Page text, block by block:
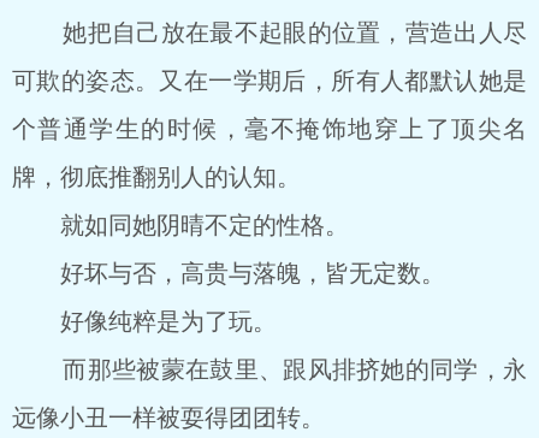
她把自己放在最不起眼的位置，营造出人尽
可欺的姿态。又在一学期后，所有人都默认她是
个普通学生的时候，毫不掩饰地穿上了顶尖名
牌，彻底推翻别人的认知。
就如同她阴晴不定的性格。
好坏与否，高贵与落魄，皆无定数。
好像纯粹是为了玩。
而那些被蒙在鼓里、跟风排挤她的同学，永
远像小丑一样被耍得团团转。